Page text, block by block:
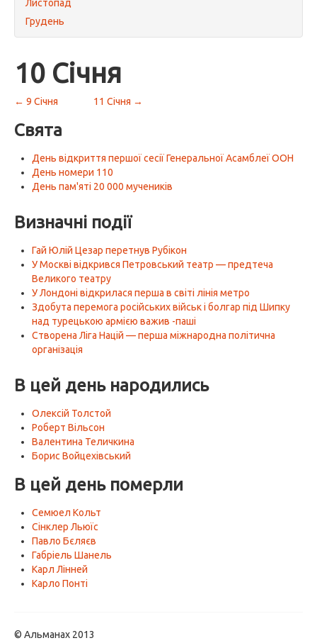
Листопад
Грудень
10 Січня
← 9 Січня 11 Січня →
Свята
День відкриття першої сесії Генеральної Асамблеї ООН
День номери 110
День пам'яті 20 000 мучеників
Визначні події
Гай Юлій Цезар перетнув Рубікон
У Москві відкрився Петровський театр — предтеча
Великого театру
У Лондоні відкрилася перша в світі лінія метро
Здобута перемога російських військ і болгар під Шипку
над турецькою армією важив -паші
Створена Ліга Націй — перша міжнародна політична
організація
В цей день народились
Олексій Толстой
Роберт Вільсон
Валентина Теличкина
Борис Войцехівський
В цей день померли
Семюел Кольт
Сінклер Льюїс
Павло Бєляєв
Габріель Шанель
Карл Лінней
Карло Понті
© Альманах 2013